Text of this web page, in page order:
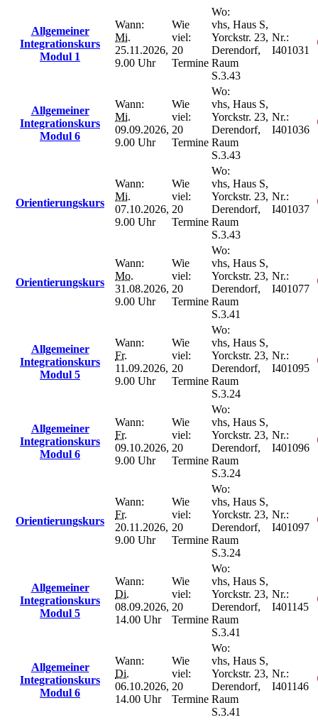
Allgemeiner
Integrationskurs
Modul 1
Wann:
Mi.
25.11.2026,
9.00 Uhr
Wie
viel:
20
Termine
Wo:
vhs, Haus S,
Yorckstr. 23,
Derendorf,
Raum
S.3.43
Nr.:
I401031
Allgemeiner
Integrationskurs
Modul 6
Wann:
Mi.
09.09.2026,
9.00 Uhr
Wie
viel:
20
Termine
Wo:
vhs, Haus S,
Yorckstr. 23,
Derendorf,
Raum
S.3.43
Nr.:
I401036
Orientierungskurs
Wann:
Mi.
07.10.2026,
9.00 Uhr
Wie
viel:
20
Termine
Wo:
vhs, Haus S,
Yorckstr. 23,
Derendorf,
Raum
S.3.43
Nr.:
I401037
Orientierungskurs
Wann:
Mo.
31.08.2026,
9.00 Uhr
Wie
viel:
20
Termine
Wo:
vhs, Haus S,
Yorckstr. 23,
Derendorf,
Raum
S.3.41
Nr.:
I401077
Allgemeiner
Integrationskurs
Modul 5
Wann:
Fr.
11.09.2026,
9.00 Uhr
Wie
viel:
20
Termine
Wo:
vhs, Haus S,
Yorckstr. 23,
Derendorf,
Raum
S.3.24
Nr.:
I401095
Allgemeiner
Integrationskurs
Modul 6
Wann:
Fr.
09.10.2026,
9.00 Uhr
Wie
viel:
20
Termine
Wo:
vhs, Haus S,
Yorckstr. 23,
Derendorf,
Raum
S.3.24
Nr.:
I401096
Orientierungskurs
Wann:
Fr.
20.11.2026,
9.00 Uhr
Wie
viel:
20
Termine
Wo:
vhs, Haus S,
Yorckstr. 23,
Derendorf,
Raum
S.3.24
Nr.:
I401097
Allgemeiner
Integrationskurs
Modul 5
Wann:
Di.
08.09.2026,
14.00 Uhr
Wie
viel:
20
Termine
Wo:
vhs, Haus S,
Yorckstr. 23,
Derendorf,
Raum
S.3.41
Nr.:
I401145
Allgemeiner
Integrationskurs
Modul 6
Wann:
Di.
06.10.2026,
14.00 Uhr
Wie
viel:
20
Termine
Wo:
vhs, Haus S,
Yorckstr. 23,
Derendorf,
Raum
S.3.41
Nr.:
I401146